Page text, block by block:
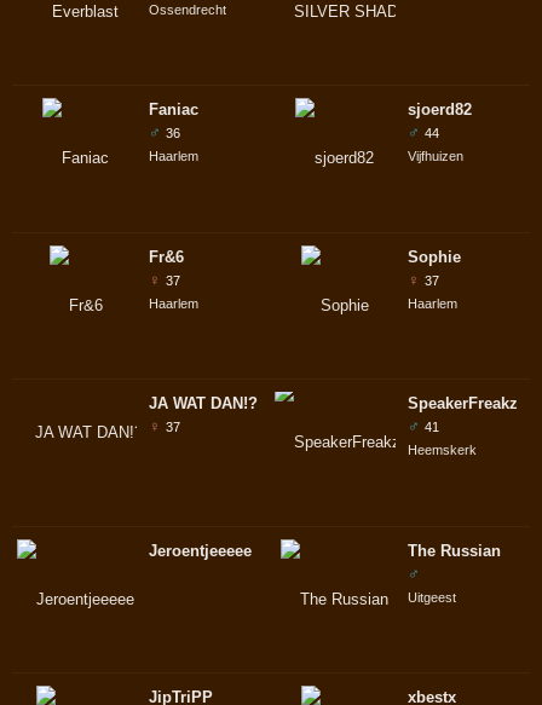
Ossendrecht
Faniac
♂ 36
Haarlem
Fr&6
♀ 37
Haarlem
JA WAT DAN!?
♀ 37
Jeroentjeeeee
JipTriPP
sjoerd82
♂ 44
Vijfhuizen
Sophie
♀ 37
Haarlem
SpeakerFreakz
♂ 41
Heemskerk
The Russian
♂
Uitgeest
xbestx